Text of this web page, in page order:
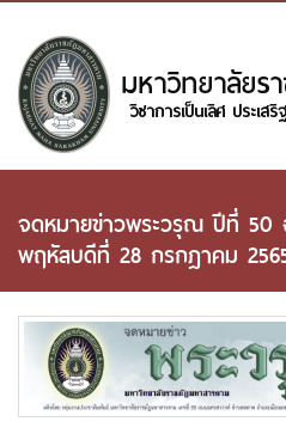
จดหมายข่าวพระวรุณ ปีที่ 50
พฤหัสบดีที่ 28 กรกฎาคม